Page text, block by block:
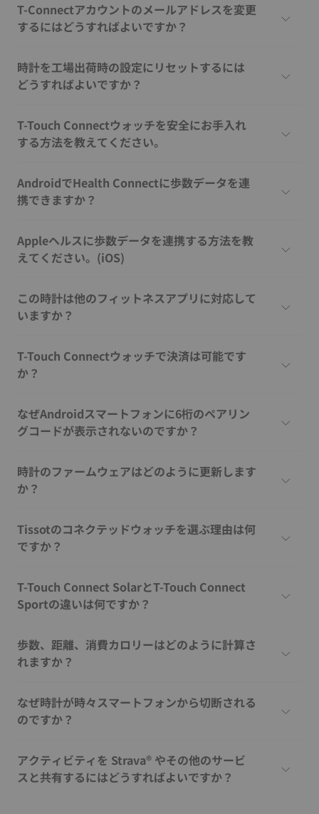
T-Connectアカウントのメールアドレスを変更
するにはどうすればよいですか？
時計を工場出荷時の設定にリセットするには
どうすればよいですか？
T-Touch Connectウォッチを安全にお手入れ
する方法を教えてください。
AndroidでHealth Connectに歩数データを連
携できますか？
Appleヘルスに歩数データを連携する方法を教
えてください。(iOS)
この時計は他のフィットネスアプリに対応して
いますか？
T-Touch Connectウォッチで決済は可能です
か？
なぜAndroidスマートフォンに6桁のペアリン
グコードが表示されないのですか？
時計のファームウェアはどのように更新します
か？
Tissotのコネクテッドウォッチを選ぶ理由は何
ですか？
T-Touch Connect SolarとT-Touch Connect
Sportの違いは何ですか？
歩数、距離、消費カロリーはどのように計算さ
れますか？
なぜ時計が時々スマートフォンから切断される
のですか？
アクティビティを Strava® やその他のサービ
スと共有するにはどうすればよいですか？